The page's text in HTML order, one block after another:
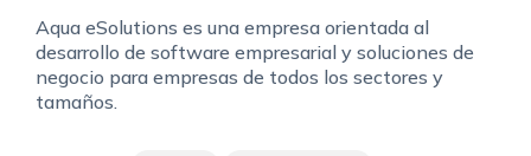
Aqua eSolutions es una empresa orientada al
desarrollo de software empresarial y soluciones de
negocio para empresas de todos los sectores y
tamaños.